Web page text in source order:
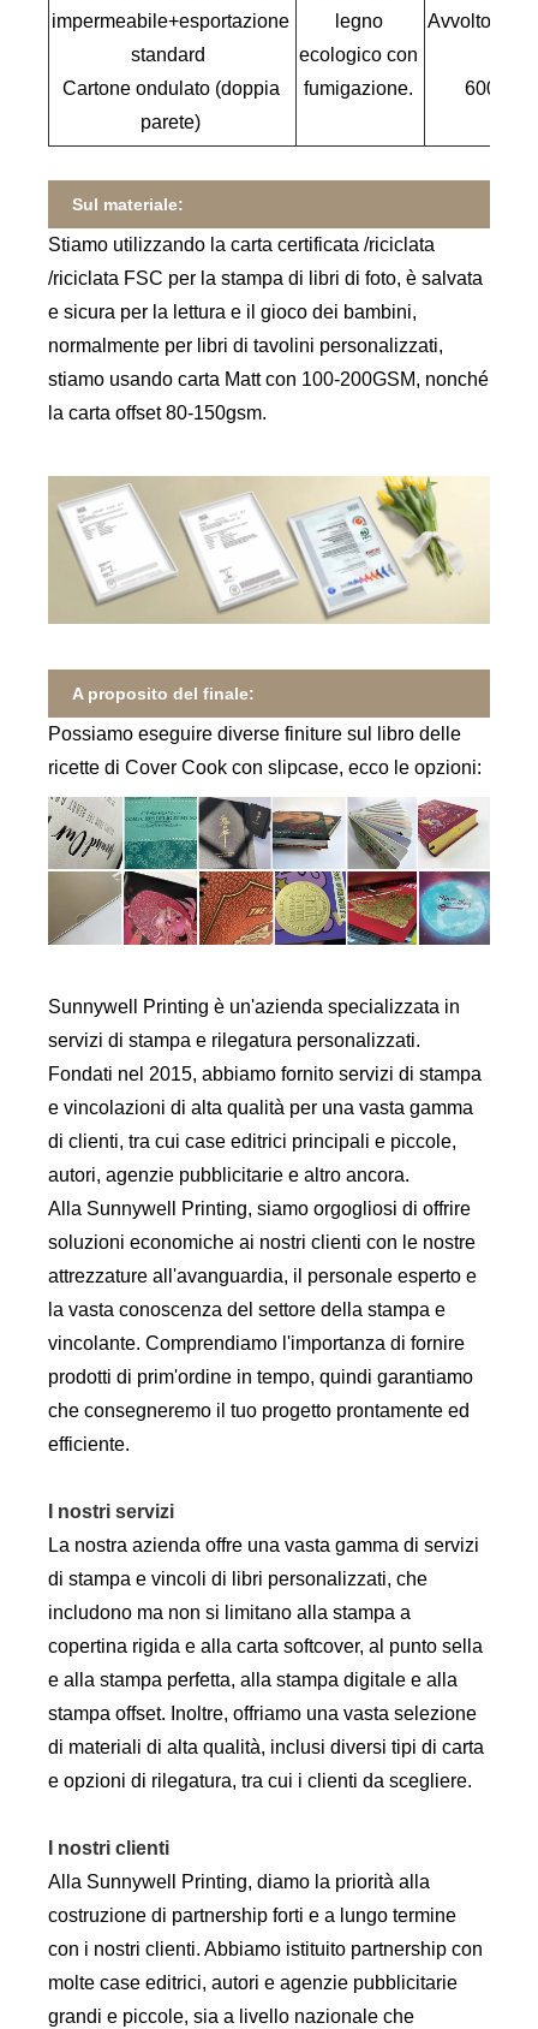
impermeabile+esportazione
standard
Cartone ondulato (doppia
parete)
legno
ecologico con
fumigazione.
600 kg
Sul materiale:
Stiamo utilizzando la carta certificata /riciclata
/riciclata FSC per la stampa di libri di foto, è salvata
e sicura per la lettura e il gioco dei bambini,
normalmente per libri di tavolini personalizzati,
stiamo usando carta Matt con 100-200GSM, nonché
la carta offset 80-150gsm.
A proposito del finale:
Possiamo eseguire diverse finiture sul libro delle
ricette di Cover Cook con slipcase, ecco le opzioni:
Sunnywell Printing è un'azienda specializzata in
servizi di stampa e rilegatura personalizzati.
Fondati nel 2015, abbiamo fornito servizi di stampa
e vincolazioni di alta qualità per una vasta gamma
di clienti, tra cui case editrici principali e piccole,
autori, agenzie pubblicitarie e altro ancora.
Alla Sunnywell Printing, siamo orgogliosi di offrire
soluzioni economiche ai nostri clienti con le nostre
attrezzature all'avanguardia, il personale esperto e
la vasta conoscenza del settore della stampa e
vincolante. Comprendiamo l'importanza di fornire
prodotti di prim'ordine in tempo, quindi garantiamo
che consegneremo il tuo progetto prontamente ed
efficiente.
I nostri servizi
La nostra azienda offre una vasta gamma di servizi
di stampa e vincoli di libri personalizzati, che
includono ma non si limitano alla stampa a
copertina rigida e alla carta softcover, al punto sella
e alla stampa perfetta, alla stampa digitale e alla
stampa offset. Inoltre, offriamo una vasta selezione
di materiali di alta qualità, inclusi diversi tipi di carta
e opzioni di rilegatura, tra cui i clienti da scegliere.
I nostri clienti
Alla Sunnywell Printing, diamo la priorità alla
costruzione di partnership forti e a lungo termine
con i nostri clienti. Abbiamo istituito partnership con
molte case editrici, autori e agenzie pubblicitarie
grandi e piccole, sia a livello nazionale che